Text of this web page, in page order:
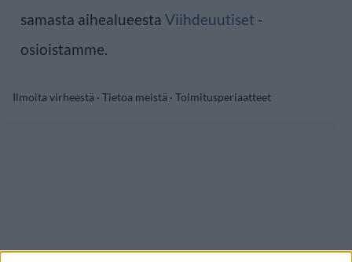
samasta aihealueesta Viihdeuutiset -
osioistamme.
Ilmoita virheestä · Tietoa meistä · Toimitusperiaatteet